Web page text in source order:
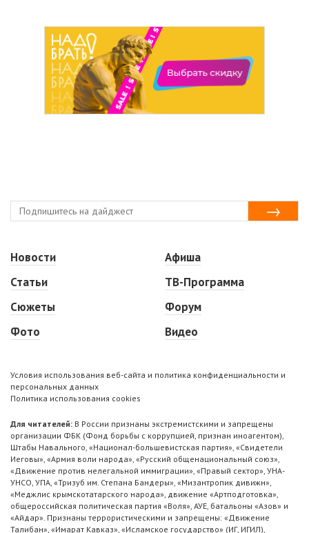
Новости
Статьи
Сюжеты
Фото
Афиша
ТВ-Программа
Форум
Видео
Условия использования веб-сайта и политика конфиденциальности и
персональных данных
Политика использования cookies
Для читателей: В России признаны экстремистскими и запрещены
организации ФБК (Фонд борьбы с коррупцией, признан иноагентом),
Штабы Навального, «Национал-большевистская партия», «Свидетели
Иеговы», «Армия воли народа», «Русский общенациональный союз»,
«Движение против нелегальной иммиграции», «Правый сектор», УНА-
УНСО, УПА, «Тризуб им. Степана Бандеры», «Мизантропик дивижн»,
«Меджлис крымскотатарского народа», движение «Артподготовка»,
общероссийская политическая партия «Воля», АУЕ, батальоны «Азов» и
«Айдар». Признаны террористическими и запрещены: «Движение
Талибан», «Имарат Кавказ», «Исламское государство» (ИГ, ИГИЛ),